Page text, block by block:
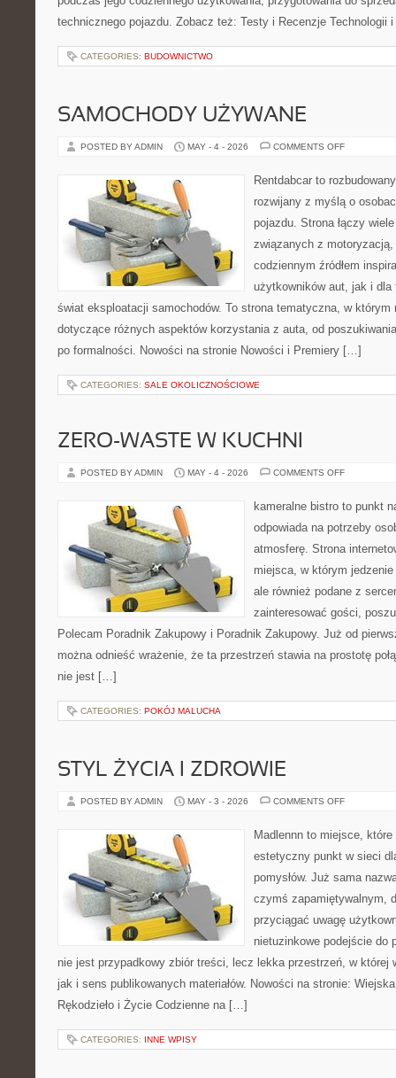
technicznego pojazdu. Zobacz też: Testy i Recenzje Technologii
CATEGORIES: BUDOWNICTWO
SAMOCHODY UŻYWANE
POSTED BY ADMIN MAY - 4 - 2026 COMMENTS OFFON
Rentdabcar to
rozwijany z myślą o
pojazdu. Strona łączy
związanych z
codziennym źródłem
użytkowników aut, jak i
świat eksploatacji samochodów. To strona tematyczna, w którym
dotyczące różnych aspektów korzystania z auta, od
po formalności. Nowości na stronie Nowości i Premiery […]
CATEGORIES: SALE OKOLICZNOŚCIOWE
ZERO-WASTE W KUCHNI
POSTED BY ADMIN MAY - 4 - 2026 COMMENTS OFFON
W
KUCHNI
kameralne bistro to punkt
odpowiada na potrzeby
atmosferę. Strona
miejsca, w którym
ale również podane z
zainteresować gości,
Polecam Poradnik Zakupowy i Poradnik Zakupowy. Już od
można odnieść wrażenie, że ta przestrzeń stawia na prostotę
nie jest […]
CATEGORIES: POKÓJ MALUCHA
STYL ŻYCIA I ZDROWIE
POSTED BY ADMIN MAY - 3 - 2026 COMMENTS OFFON
ZDROWIE
Madlennn to miejsce,
estetyczny punkt w sieci
pomysłów. Już sama
czymś zapamiętywalnym,
przyciągać uwagę
nietuzinkowe podejście do
nie jest przypadkowy zbiór treści, lecz lekka przestrzeń, w której
jak i sens publikowanych materiałów. Nowości na stronie:
Rękodzieło i Życie Codzienne na […]
CATEGORIES: INNE WPISY